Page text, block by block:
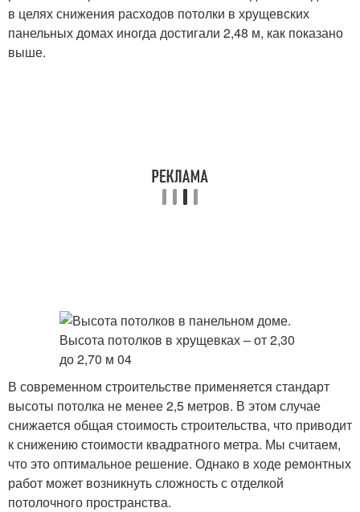
в целях снижения расходов потолки в хрущевских
панельных домах иногда достигали 2,48 м, как показано
выше.
В современном строительстве применяется стандарт
высоты потолка не менее 2,5 метров. В этом случае
снижается общая стоимость строительства, что приводит
к снижению стоимости квадратного метра. Мы считаем,
что это оптимальное решение. Однако в ходе ремонтных
работ может возникнуть сложность с отделкой
потолочного пространства.